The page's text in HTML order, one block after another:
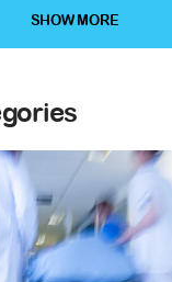
SHOW MORE